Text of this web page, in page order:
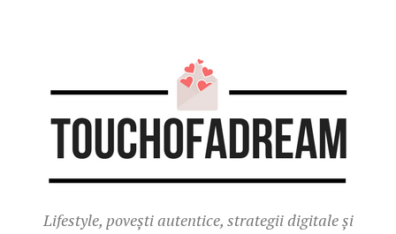
Lifestyle, povești autentice, strategii digitale și